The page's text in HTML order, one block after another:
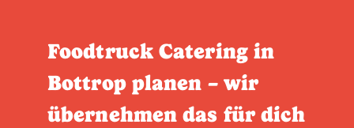
Foodtruck Catering in
Bottrop planen – wir
übernehmen das für dich